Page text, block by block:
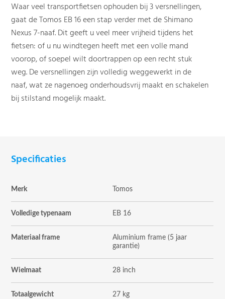
Waar veel transportfietsen ophouden bij 3 versnellingen,
gaat de Tomos EB 16 een stap verder met de Shimano
Nexus 7-naaf. Dit geeft u veel meer vrijheid tijdens het
fietsen: of u nu windtegen heeft met een volle mand
voorop, of soepel wilt doortrappen op een recht stuk
weg. De versnellingen zijn volledig weggewerkt in de
naaf, wat ze nagenoeg onderhoudsvrij maakt en schakelen
bij stilstand mogelijk maakt.
Specificaties
Merk Tomos
Volledige typenaam EB 16
Materiaal frame
Aluminium frame (5 jaar
garantie)
Wielmaat 28 inch
Totaalgewicht 27 kg